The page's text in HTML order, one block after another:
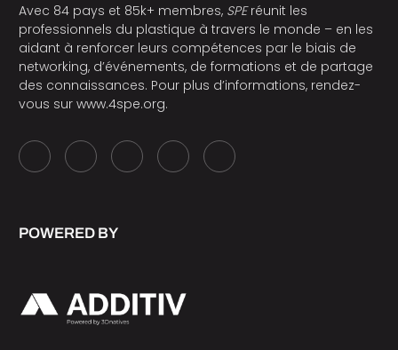
Avec 84 pays et 85k+ membres, SPEréunit les
professionnels du plastique à travers le monde – en les
aidant à renforcer leurs compétences par le biais de
networking, d’événements, de formations et de partage
des connaissances. Pour plus d’informations, rendez-
vous sur www.4spe.org.
POWERED BY